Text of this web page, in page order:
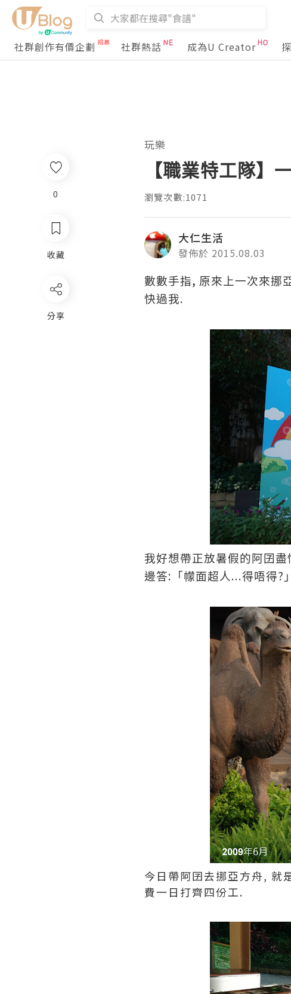
社群創作有價企劃
社群熱話 成為U Creator
0
收藏
分享
玩樂
【職業特工隊
瀏覽次數:1071
大仁生活
發佈於 2015.08.03
數數手指, 原來上一次來挪
快過我.
我好想帶正放暑假的阿囝盡
邊答: 「幪面超人...得唔得? 」
今日帶阿囝去挪亞方舟, 就
費一日打齊四份工.